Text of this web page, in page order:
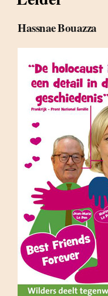
Hassnae Bouazza